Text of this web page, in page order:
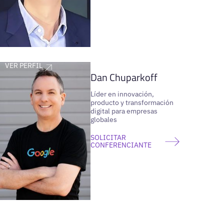
VER PERFIL
Dan Chuparkoff
Líder en innovación,
producto y transformación
digital para empresas
globales
SOLICITAR
CONFERENCIANTE